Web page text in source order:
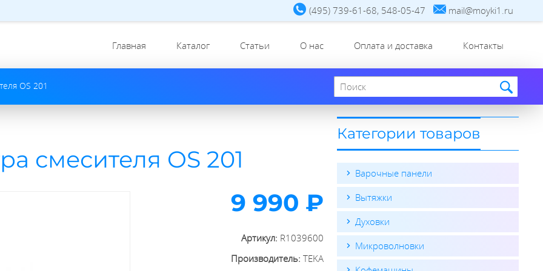
(495) 739-61-68, 548-05-47 mail@moyki1.ru
Главная Каталог Статьи О нас Оплата и доставка Контакты
OS 201
Поиск по сайту
смесителя OS 201
9 990 ₽
Артикул: R1039600
Производитель:TEKA
Категории товаров
Варочные панели
Вытяжки
Духовки
Микроволновки